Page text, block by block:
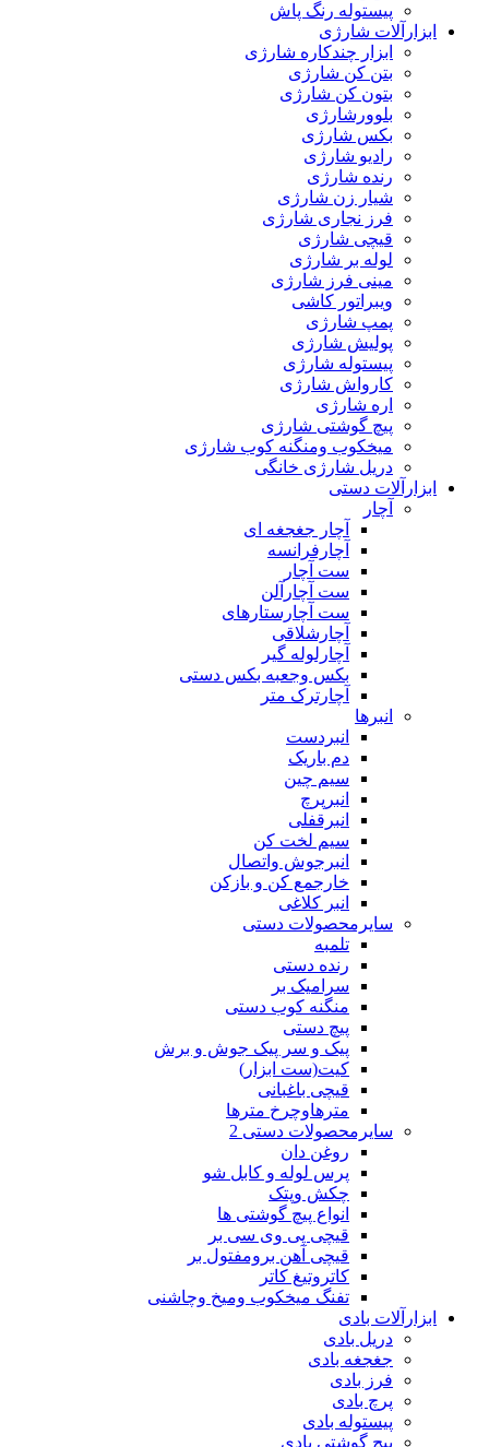
پیستوله رنگ پاش
ابزارآلات شارژی
ابزار چندکاره شارژی
بتن کن شارژی
بتون کن شارژی
بلوورشارژی
بکس شارژی
رادیو شارژی
رنده شارژی
شیار زن شارژی
فرز نجاری شارژی
قیچی شارژی
لوله بر شارژی
مینی فرز شارژی
ویبراتور کاشی
پمپ شارژی
پولیش شارژی
پیستوله شارژی
کارواش شارژی
اره شارژی
پیچ گوشتی شارژی
میخکوب ومنگنه کوب شارژی
دریل شارژی خانگی
ابزارآلات دستی
آچار
آچار جغجغه ای
آچارفرانسه
ست آچار
ست آچارآلن
ست آچارستارهای
آچارشلاقی
آچارلوله گیر
بکس وجعبه بکس دستی
آچارترک متر
انبرها
انبردست
دم باریک
سیم چین
انبرپرچ
انبرقفلی
سیم لخت کن
انبرجوش واتصال
خارجمع کن و بازکن
انبر کلاغی
سایرمحصولات دستی
تلمبه
رنده دستی
سرامیک بر
منگنه کوب دستی
پیچ دستی
پیک و سر پیک جوش و برش
کیت(ست ابزار)
قیچی باغبانی
مترهاوچرخ مترها
سایرمحصولات دستی 2
روغن دان
پرس لوله و کابل شو
چکش وپتک
انواع پیچ گوشتی ها
قیچی پی وی سی بر
قیچی آهن برومفتول بر
کاتروتیغ کاتر
تفنگ میخکوب ومیخ وچاشنی
ابزارآلات بادی
دریل بادی
جغجغه بادی
فرز بادی
پرچ بادی
پیستوله بادی
پیچ گوشتی بادی